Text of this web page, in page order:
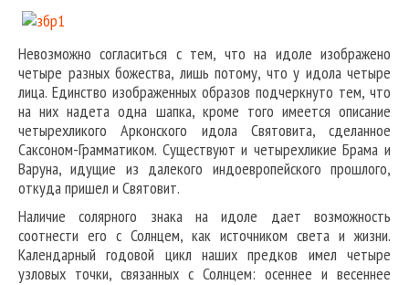
Невозможно согласиться с тем, что на идоле изображено
четыре разных божества, лишь потому, что у идола четыре
лица. Единство изображенных образов подчеркнуто тем, что
на них надета одна шапка, кроме того имеется описание
четырехликого Арконского идола Святовита, сделанное
Саксоном-Грамматиком. Существуют и четырехликие Брама и
Варуна, идущие из далекого индоевропейского прошлого,
откуда пришел и Святовит.
Наличие солярного знака на идоле дает возможность
соотнести его с Солнцем, как источником света и жизни.
Календарный годовой цикл наших предков имел четыре
узловых точки, связанных с Солнцем: осеннее и весеннее